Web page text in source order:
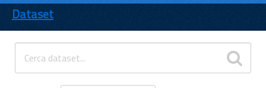
ENTI
TEMI
INFORMAZIONI
Dataset